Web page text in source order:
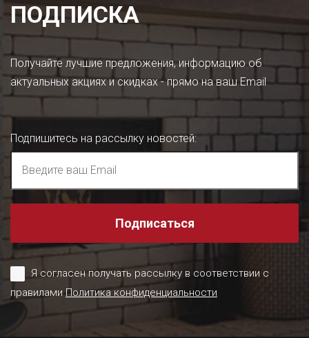
ПОДПИСКА
Получайте лучшие предложения, информацию об
актуальных акциях и скидках - прямо на ваш Email
Подпишитесь на рассылку новостей:
Подписаться
Я согласен получать рассылку в соответствии с
правиламиПолитика конфиденциальности